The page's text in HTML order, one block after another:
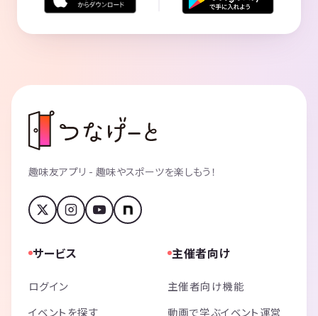
趣味友アプリ - 趣味やスポーツを楽しもう！
サービス
ログイン
イベントを探す
主催者向け
主催者向け機能
動画で学ぶイベント運営